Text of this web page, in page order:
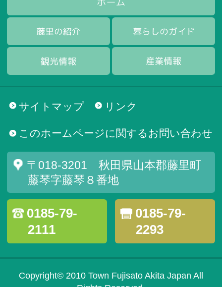
サイトマップ リンク
このホームページに関するお問い合わせ
〒018-3201 秋田県山本郡藤里町
藤琴字藤琴８番地
0185-79-
2111
0185-79-
2293
Copyright© 2010 Town Fujisato Akita Japan All